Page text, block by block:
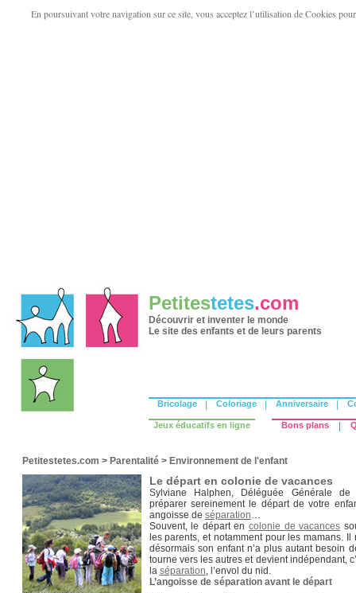
En poursuivant votre navigation sur ce site, vous acceptez l’utilisation de Cookies
Petitestetes.com
Découvrir et inventer le monde
Le site des enfants et de leurs parents
Bricolage Coloriage Anniversaire
Jeux éducatifs en ligne Bons plans
Petitestetes.com > Parentalité > Environnement de l'enfant
Le départ en colonie de vacances
Sylviane Halphen, Déléguée Générale de
préparer sereinement le départ de votre
angoisse de séparation…
Souvent, le départ encolonie de vacances
les parents, et notamment pour les mamans. Il
désormais son enfant n’a plus autant besoin
tourne vers les autres et devient indépendant,
la séparation, l’envol du nid.
L’angoisse de séparationavant le départ